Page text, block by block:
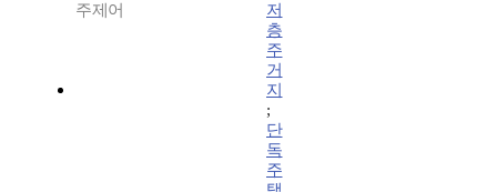
주제어
저
층
주
거
지
;
단
독
주